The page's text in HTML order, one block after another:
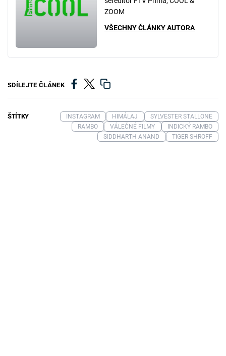
ZOOM
VŠECHNY ČLÁNKY AUTORA
SDÍLEJTE ČLÁNEK
ŠTÍTKY INSTAGRAM HIMÁLAJ
SYLVESTER STALLONE
RAMBO
VÁLEČNÉ FILMY
INDICKÝ RAMBO
SIDDHARTH ANAND
TIGER SHROFF